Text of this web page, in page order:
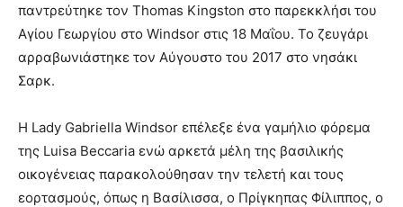
παντρεύτηκε τον Thomas Kingston στο παρεκκλήσι του
Αγίου Γεωργίου στο Windsor στις 18 Μαΐου. Το ζευγάρι
αρραβωνιάστηκε τον Αύγουστο του 2017 στο νησάκι
Σαρκ.
Η Lady Gabriella Windsor επέλεξε ένα γαμήλιο φόρεμα
της Luisa Beccaria ενώ αρκετά μέλη της βασιλικής
οικογένειας παρακολούθησαν την τελετή και τους
εορτασμούς, όπως η Βασίλισσα, ο Πρίγκηπας Φίλιππος, ο